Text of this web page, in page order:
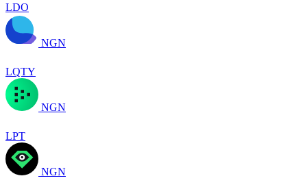
LDO
NGN
LQTY
NGN
LPT
NGN